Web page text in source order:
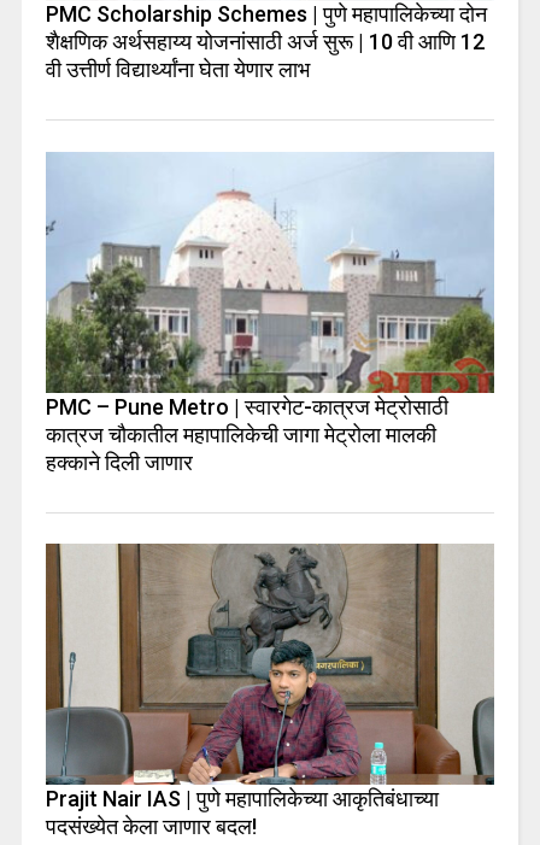
PMC Scholarship Schemes | पुणे महापालिकेच्या दोन
शैक्षणिक अर्थसहाय्य योजनांसाठी अर्ज सुरू | 10 वी आणि 12
वी उत्तीर्ण विद्यार्थ्यांना घेता येणार लाभ
PMC – Pune Metro | स्वारगेट-कात्रज मेट्रोसाठी
कात्रज चौकातील महापालिकेची जागा मेट्रोला मालकी
हक्काने दिली जाणार
Prajit Nair IAS | पुणे महापालिकेच्या आकृतिबंधाच्या
पदसंख्येत केला जाणार बदल!